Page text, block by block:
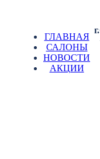
ГЛАВНАЯ
САЛОНЫ
НОВОСТИ
АКЦИИ